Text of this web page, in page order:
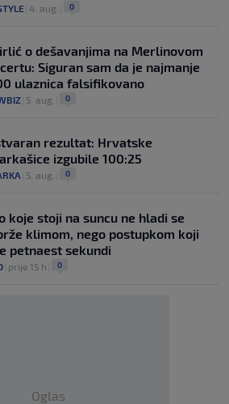
4. aug. 0
o dešavanjima na Merlinovom
Siguran sam da je najmanje
ulaznica falsifikovano
5. aug. 0
rezultat: Hrvatske
izgubile 100:25
5. aug. 0
koje stoji na suncu ne hladi se
klimom, nego postupkom koji
petnaest sekundi
prije 15 h 0
Oglas